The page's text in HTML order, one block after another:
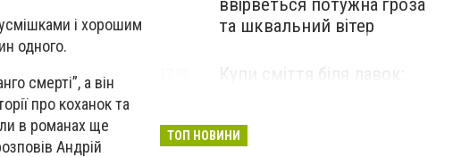
усмішками і хорошим
одного.
смерті”, а він
про коханок та
в романах ще
Андрій
ввірветься потужна гроза
та шквальний вітер
Купи сміття біля лавок:
побаченого у парку (ВІДЕО)
ТОП НОВИНИ